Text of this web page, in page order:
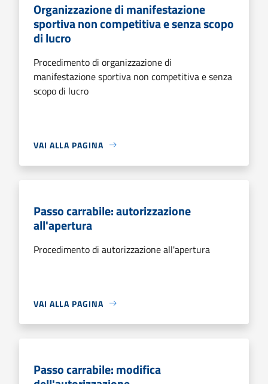
Organizzazione di manifestazione
sportiva non competitiva e senza scopo
di lucro
Procedimento di organizzazione di
manifestazione sportiva non competitiva e senza
scopo di lucro
VAI ALLA PAGINA
Passo carrabile: autorizzazione
all'apertura
Procedimento di autorizzazione all'apertura
VAI ALLA PAGINA
Passo carrabile: modifica